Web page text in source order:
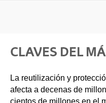
CLAVES DEL
La reutilización y
afecta a decenas de